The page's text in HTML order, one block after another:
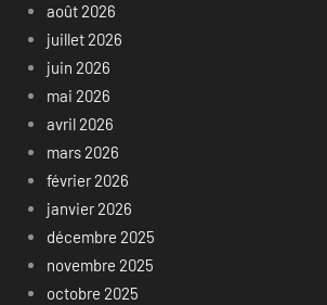
août 2026
juillet 2026
juin 2026
mai 2026
avril 2026
mars 2026
février 2026
janvier 2026
décembre 2025
novembre 2025
octobre 2025